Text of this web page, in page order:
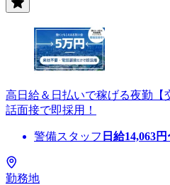
高日給＆日払いで稼げる夜勤【
話面接で即採用！
警備スタッフ 日給14,063
勤務地